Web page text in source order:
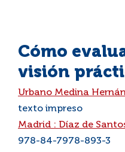
Cómo
visión
Urbano Medina
texto impreso
Madrid : Díaz de
978-84-7978-893-3